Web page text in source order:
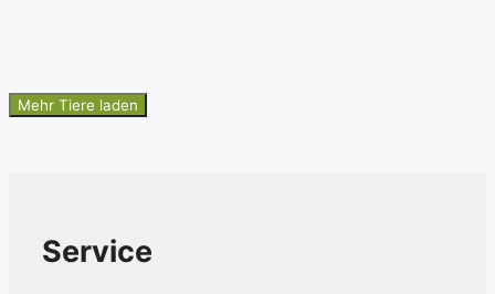
Mehr Tiere laden
Service